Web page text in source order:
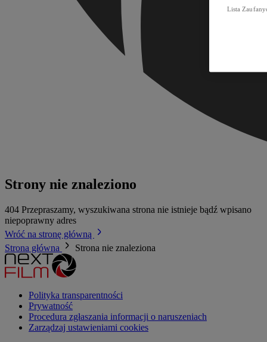
Strony nie znaleziono
404 Przepraszamy, wyszukiwana strona nie istnieje bądź wpisano
niepoprawny adres
Wróć na stronę główną
Strona główna
Strona nie znaleziona
Polityka transparentności
Prywatność
Procedura zgłaszania informacji o naruszeniach
Zarządzaj ustawieniami cookies
Lista